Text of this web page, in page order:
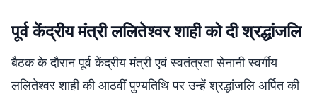
पूर्व केंद्रीय मंत्री ललितेश्वर शाही को दी श्रद्धांजलि
बैठक के दौरान पूर्व केंद्रीय मंत्री एवं स्वतंत्रता सेनानी स्वर्गीय
ललितेश्वर शाही की आठवीं पुण्यतिथि पर उन्हें श्रद्धांजलि अर्पित की